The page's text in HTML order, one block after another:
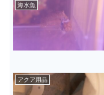
海水魚
アクア用品